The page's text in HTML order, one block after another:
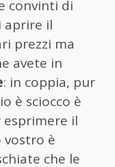
convinti di
aprire il
prezzi ma
avete in
: in coppia, pur
è sciocco è
esprimere il
vostro è
che le